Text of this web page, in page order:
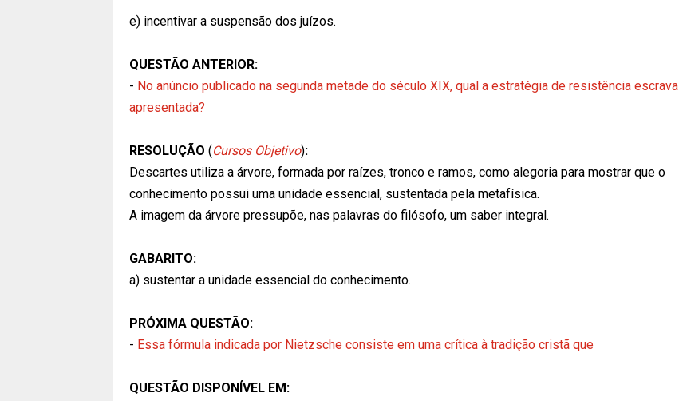
e) incentivar a suspensão dos juízos.
QUESTÃO ANTERIOR:
- No anúncio publicado na segunda metade do século XIX, qual a estratégia de resistência escrava
apresentada?
RESOLUÇÃO (Cursos Objetivo):
Descartes utiliza a árvore, formada por raízes, tronco e ramos, como alegoria para mostrar que o
conhecimento possui uma unidade essencial, sustentada pela metafísica.
A imagem da árvore pressupõe, nas palavras do filósofo, um saber integral.
GABARITO:
a) sustentar a unidade essencial do conhecimento.
PRÓXIMA QUESTÃO:
- Essa fórmula indicada por Nietzsche consiste em uma crítica à tradição cristã que
QUESTÃO DISPONÍVEL EM: